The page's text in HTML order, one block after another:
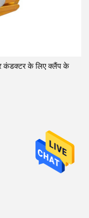
कंडक्टर के लिए क्लैंप के